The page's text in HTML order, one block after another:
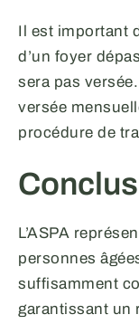
Il est important
d’un foyer
sera pas
versée
procédure de
L’ASPA
personnes
suffisamment
garantissant un